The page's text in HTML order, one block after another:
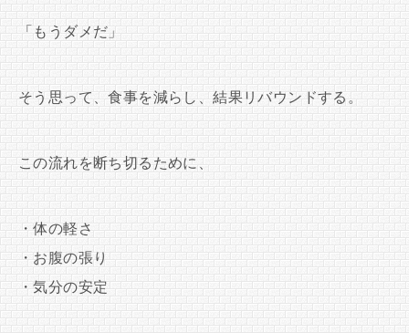
「もうダメだ」
そう思って、食事を減らし、結果リバウンドする。
この流れを断ち切るために、
・体の軽さ
・お腹の張り
・気分の安定